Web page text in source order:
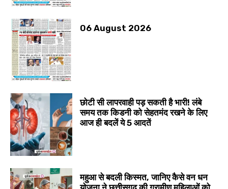
06 August 2026
छोटी सी लापरवाही पड़ सकती है भारी! लंबे
समय तक किडनी को सेहतमंद रखने के लिए
आज ही बदलें ये 5 आदतें
महुआ से बदली किस्मत, जानिए कैसे वन धन